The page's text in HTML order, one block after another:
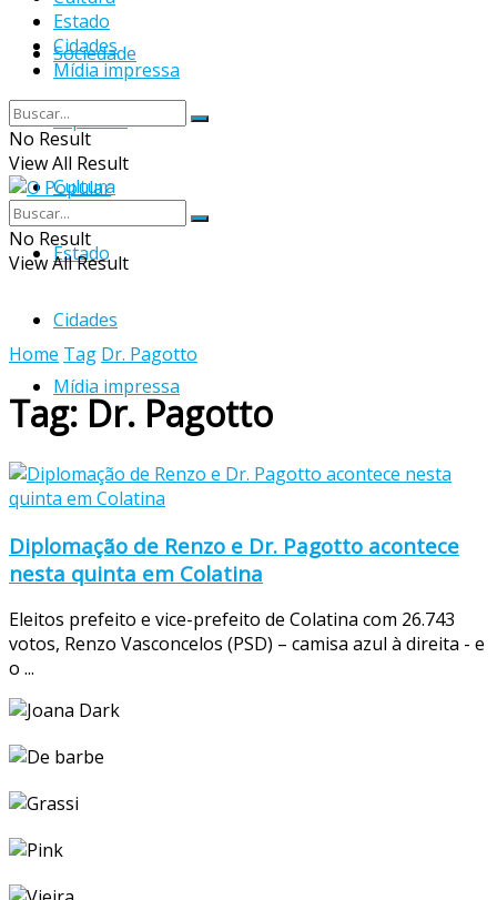
Sociedade
Esportes
Cultura
Estado
Cidades
Mídia impressa
Estado
Cidades
Mídia impressa
No Result
View All Result
No Result
View All Result
Home Tag Dr. Pagotto
Tag: Dr. Pagotto
Diplomação de Renzo e Dr. Pagotto acontece
nesta quinta em Colatina
Eleitos prefeito e vice-prefeito de Colatina com 26.743
votos, Renzo Vasconcelos (PSD) – camisa azul à direita - e
o ...